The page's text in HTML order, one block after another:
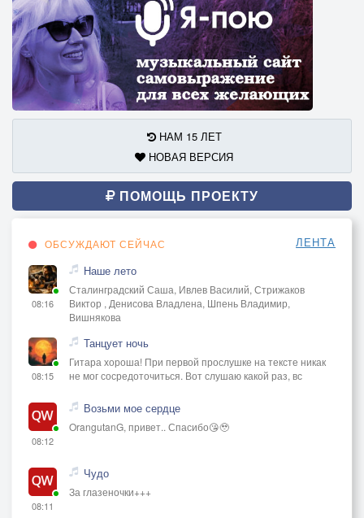
НАМ 15 ЛЕТ
НОВАЯ ВЕРСИЯ
ПОМОЩЬ ПРОЕКТУ
ОБСУЖДАЮТ СЕЙЧАС ЛЕНТА
08:16
Наше лето
Сталинградский Саша, Ивлев Василий, Стрижаков
Виктор , Денисова Владлена, Шпень Владимир,
Вишнякова
08:15
Танцует ночь
Гитара хороша! При первой прослушке на тексте никак
не мог сосредоточиться. Вот слушаю какой раз, вс
08:12
Возьми мое сердце
OrangutanG, привет.. Спасибо😘🥹
08:11
Чудо
За глазеночки+++